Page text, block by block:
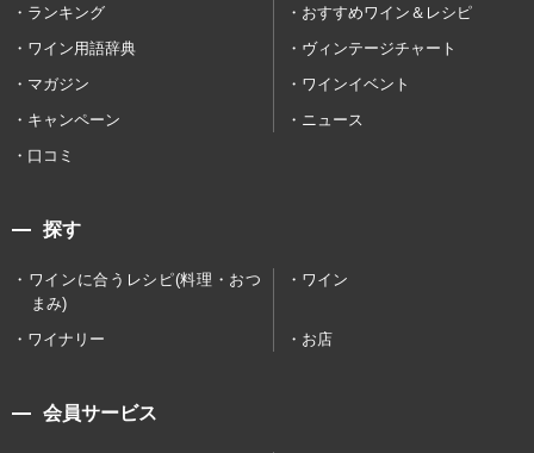
ランキング
おすすめワイン＆レシピ
ワイン用語辞典
ヴィンテージチャート
マガジン
ワインイベント
キャンペーン
ニュース
口コミ
探す
ワインに合うレシピ(料理・おつ
まみ)
ワイン
ワイナリー お店
会員サービス